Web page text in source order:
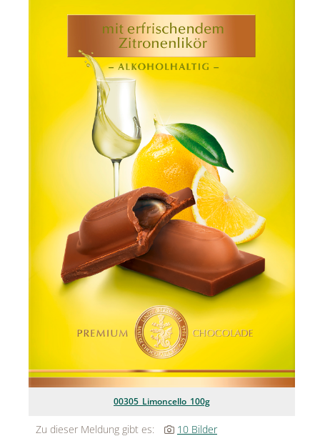
Lindt & Sprüngli
Nägele & Strubell
Rabanne
sh!ne by Dorotheum Juwelier
Sicheldorfer Heilwasser
True Co.
VOSSEN
00305_Limoncello_100g
Zu dieser Meldung gibt es: 10 Bilder